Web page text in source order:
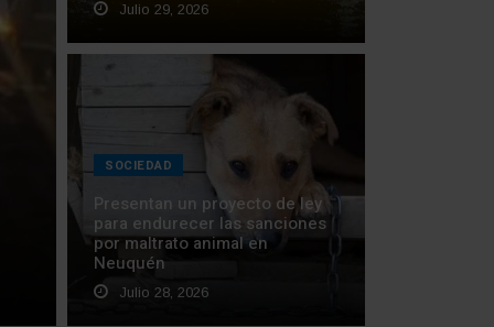
Julio 29, 2026
SOCIEDAD
Presentan un proyecto de ley
para endurecer las sanciones
por maltrato animal en
Neuquén
Julio 28, 2026